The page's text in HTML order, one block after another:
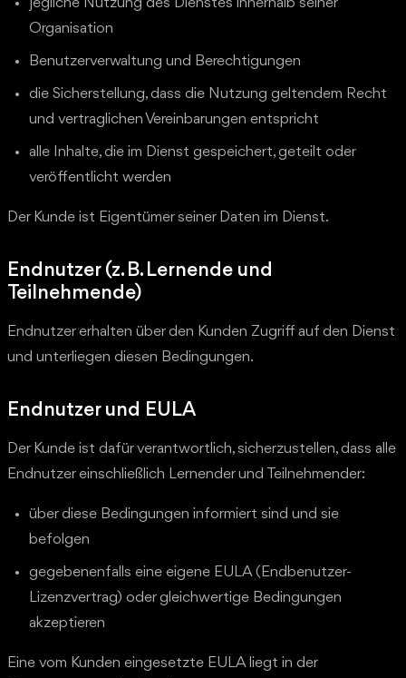
jegliche Nutzung des Dienstes innerhalb seiner
Organisation
Benutzerverwaltung und Berechtigungen
die Sicherstellung, dass die Nutzung geltendem Recht
und vertraglichen Vereinbarungen entspricht
alle Inhalte, die im Dienst gespeichert, geteilt oder
veröffentlicht werden
Der Kunde ist Eigentümer seiner Daten im Dienst.
Endnutzer (z. B. Lernende und
Teilnehmende)
Endnutzer erhalten über den Kunden Zugriff auf den Dienst
und unterliegen diesen Bedingungen.
Endnutzer und EULA
Der Kunde ist dafür verantwortlich, sicherzustellen, dass alle
Endnutzer einschließlich Lernender und Teilnehmender:
über diese Bedingungen informiert sind und sie
befolgen
gegebenenfalls eine eigene EULA (Endbenutzer-
Lizenzvertrag) oder gleichwertige Bedingungen
akzeptieren
Eine vom Kunden eingesetzte EULA liegt in der